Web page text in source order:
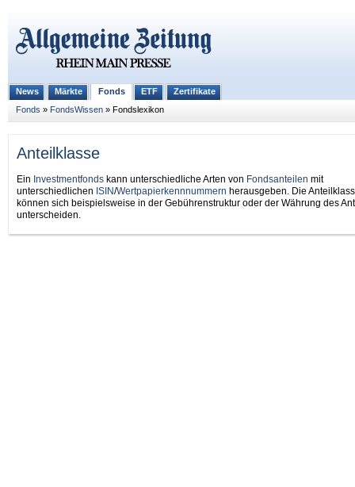
News Märkte Fonds ETF
Zertifikate
Fonds » FondsWissen » Fondslexikon
Anteilklasse
Ein Investmentfonds kann unterschiedliche Arten von Fondsanteilen mit
unterschiedlichen ISIN/Wertpapierkennnummern herausgeben. Die
können sich beispielsweise in der Gebührenstruktur oder der Währung des
unterscheiden.